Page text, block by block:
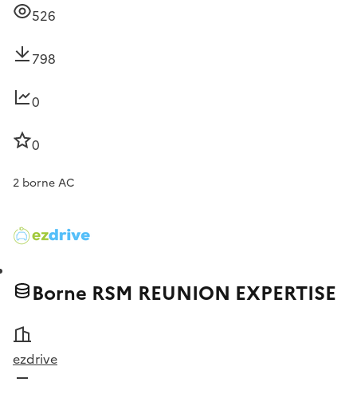
526
798
0
0
2 borne AC
Borne RSM REUNION EXPERTISE
ezdrive